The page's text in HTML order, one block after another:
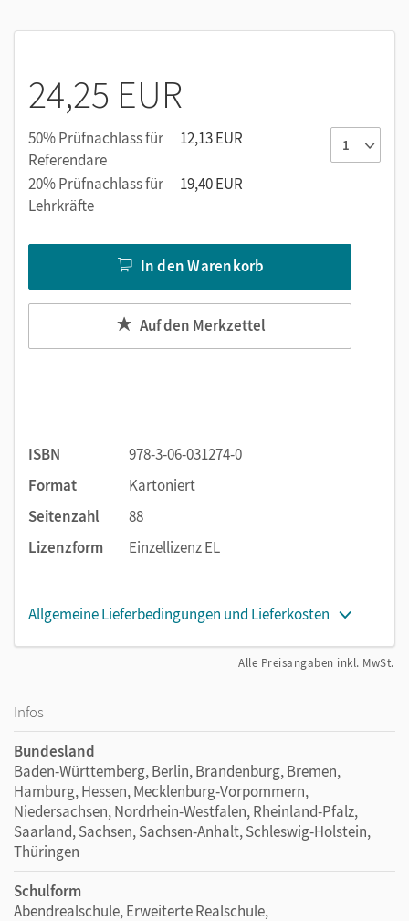
24,25 EUR
50% Prüfnachlass für
Referendare
12,13 EUR
20% Prüfnachlass für
Lehrkräfte
19,40 EUR
In den Warenkorb
Auf den Merkzettel
ISBN
978-3-06-031274-0
Format
Kartoniert
Seitenzahl
88
Lizenzform
Einzellizenz EL
Allgemeine Lieferbedingungen und Lieferkosten
Alle Preisangaben inkl. MwSt.
Infos
Bundesland
Baden-Württemberg, Berlin, Brandenburg, Bremen,
Hamburg, Hessen, Mecklenburg-Vorpommern,
Niedersachsen, Nordrhein-Westfalen, Rheinland-Pfalz,
Saarland, Sachsen, Sachsen-Anhalt, Schleswig-Holstein,
Thüringen
Schulform
Abendrealschule, Erweiterte Realschule,